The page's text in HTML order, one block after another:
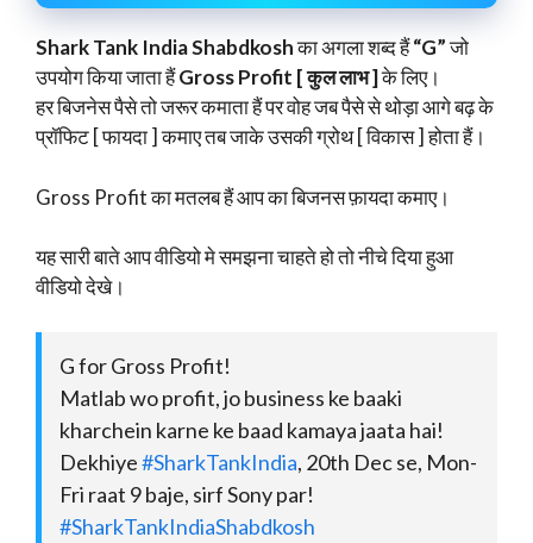
Shark Tank India Shabdkoshका अगला शब्द हैं“G”जो
उपयोग किया जाता हैंGross Profit [ कुल लाभ ]के लिए।
हर बिजनेस पैसे तो जरूर कमाता हैं पर वोह जब पैसे से थोड़ा आगे बढ़ के
प्रॉफिट [ फायदा ] कमाए तब जाके उसकी ग्रोथ [ विकास ] होता हैं।
Gross Profit का मतलब हैं आप का बिजनस फ़ायदा कमाए।
यह सारी बाते आप वीडियो मे समझना चाहते हो तो नीचे दिया हुआ
वीडियो देखे।
G for Gross Profit!
Matlab wo profit, jo business ke baaki
kharchein karne ke baad kamaya jaata hai!
Dekhiye#SharkTankIndia, 20th Dec se, Mon-
Fri raat 9 baje, sirf Sony par!
#SharkTankIndiaShabdkosh